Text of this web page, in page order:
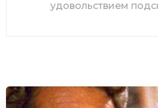
удовольствием